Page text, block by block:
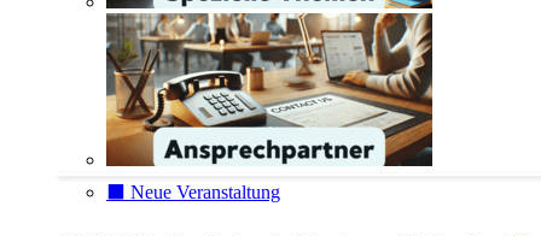
⬛️ Neue Veranstaltung